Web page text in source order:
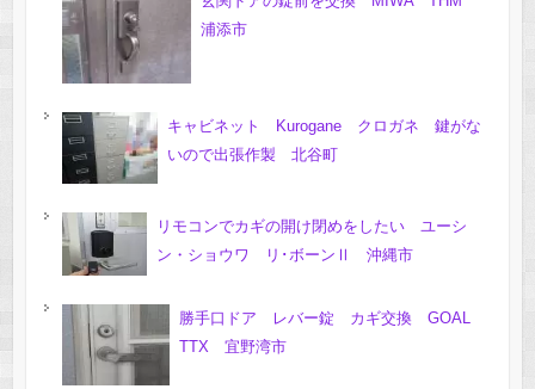
浦添市
キャビネット Kurogane クロガネ 鍵がな
いので出張作製 北谷町
リモコンでカギの開け閉めをしたい ユーシ
ン・ショウワ リ･ボーンⅡ 沖縄市
勝手口ドア レバー錠 カギ交換 GOAL
TTX 宜野湾市